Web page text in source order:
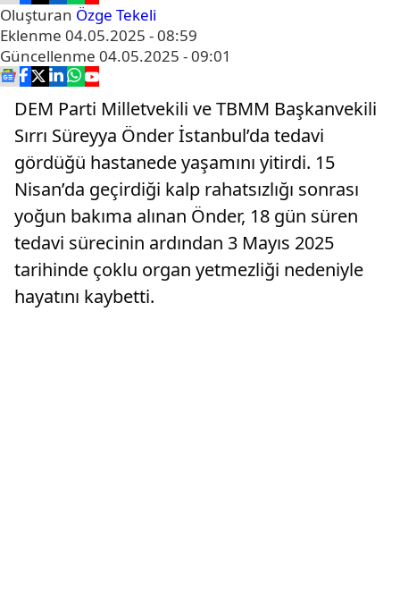
Oluşturan Özge Tekeli
Eklenme 04.05.2025 - 08:59
Güncellenme 04.05.2025 - 09:01
DEM Parti Milletvekili ve TBMM Başkanvekili
Sırrı Süreyya Önder İstanbul’da tedavi
gördüğü hastanede yaşamını yitirdi. 15
Nisan’da geçirdiği kalp rahatsızlığı sonrası
yoğun bakıma alınan Önder, 18 gün süren
tedavi sürecinin ardından 3 Mayıs 2025
tarihinde çoklu organ yetmezliği nedeniyle
hayatını kaybetti.